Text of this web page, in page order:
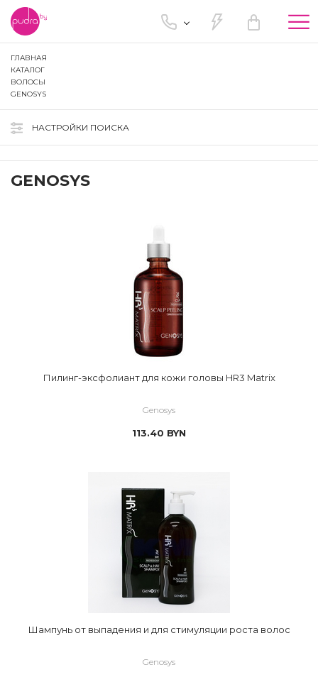
ГЛАВНАЯ
КАТАЛОГ
ВОЛОСЫ
GENOSYS
НАСТРОЙКИ ПОИСКА
GENOSYS
Пилинг-эксфолиант для кожи головы HR3 Matrix
Genosys
113.40 BYN
Шампунь от выпадения и для стимуляции роста волос
Genosys